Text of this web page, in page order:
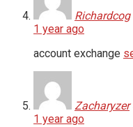
Richardcog
1 year ago
account exchange
Zacharyzer
1 year ago